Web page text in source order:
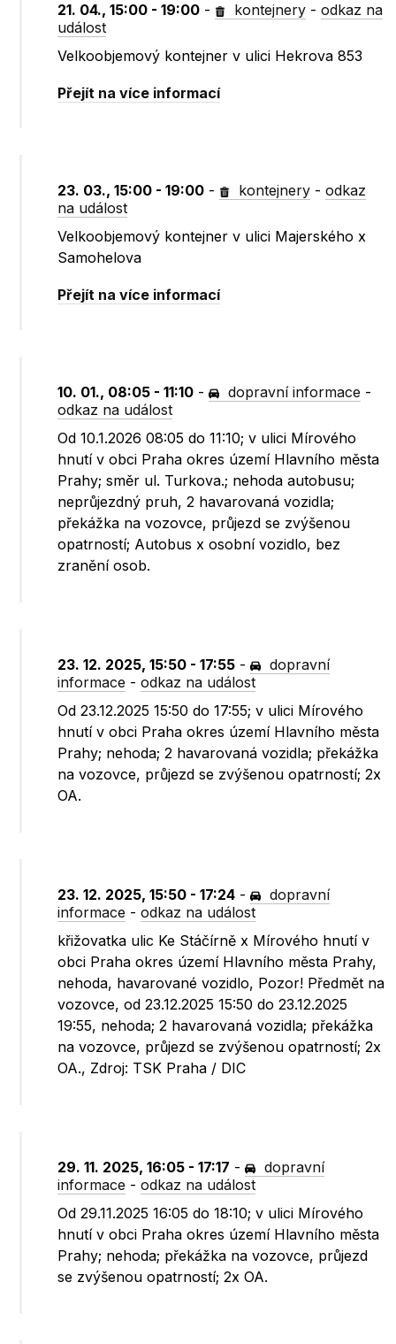
21. 04., 15:00 - 19:00 - kontejnery -odkaz na
událost
Velkoobjemový kontejner v ulici Hekrova 853
Přejít na více informací
23. 03., 15:00 - 19:00 - kontejnery -odkaz
na událost
Velkoobjemový kontejner v ulici Majerského x
Samohelova
Přejít na více informací
10. 01., 08:05 - 11:10 - dopravní informace -
odkaz na událost
Od 10.1.2026 08:05 do 11:10; v ulici Mírového
hnutí v obci Praha okres území Hlavního města
Prahy; směr ul. Turkova.; nehoda autobusu;
neprůjezdný pruh, 2 havarovaná vozidla;
překážka na vozovce, průjezd se zvýšenou
opatrností; Autobus x osobní vozidlo, bez
zranění osob.
23. 12. 2025, 15:50 - 17:55 -
dopravní
informace -odkaz na událost
Od 23.12.2025 15:50 do 17:55; v ulici Mírového
hnutí v obci Praha okres území Hlavního města
Prahy; nehoda; 2 havarovaná vozidla; překážka
na vozovce, průjezd se zvýšenou opatrností; 2x
OA.
23. 12. 2025, 15:50 - 17:24 -
dopravní
informace -odkaz na událost
křižovatka ulic Ke Stáčírně x Mírového hnutí v
obci Praha okres území Hlavního města Prahy,
nehoda, havarované vozidlo, Pozor! Předmět na
vozovce, od 23.12.2025 15:50 do 23.12.2025
19:55, nehoda; 2 havarovaná vozidla; překážka
na vozovce, průjezd se zvýšenou opatrností; 2x
OA., Zdroj: TSK Praha / DIC
29. 11. 2025, 16:05 - 17:17 -
dopravní
informace -odkaz na událost
Od 29.11.2025 16:05 do 18:10; v ulici Mírového
hnutí v obci Praha okres území Hlavního města
Prahy; nehoda; překážka na vozovce, průjezd
se zvýšenou opatrností; 2x OA.